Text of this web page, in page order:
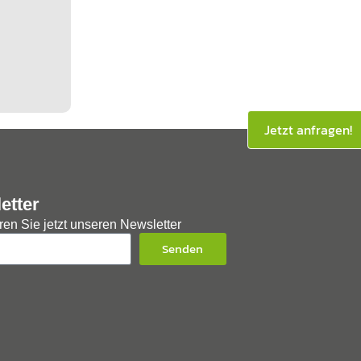
Jetzt anfragen!
Sie jetzt unseren Newsletter
Senden